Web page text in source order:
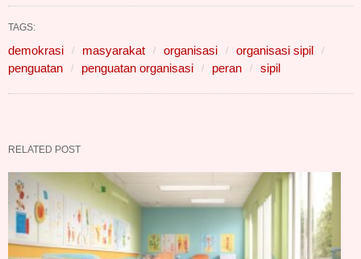
TAGS:
demokrasi masyarakat organisasi
organisasi sipil
penguatan
penguatan organisasi peran sipil
RELATED POST